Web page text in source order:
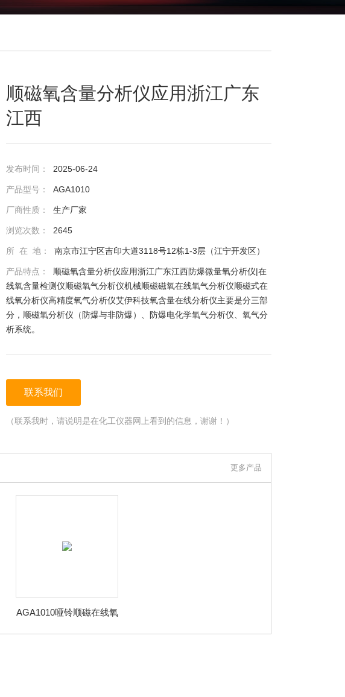
顺磁氧含量分析仪应用浙江广东
江西
发布时间： 2025-06-24
产品型号： AGA1010
厂商性质： 生产厂家
浏览次数： 2645
所 在 地： 南京市江宁区吉印大道3118号12栋1-3层（江宁开发区）
产品特点： 顺磁氧含量分析仪应用浙江广东江西防爆微量氧分析仪|在
线氧含量检测仪顺磁氧气分析仪机械顺磁磁氧在线氧气分析仪顺磁式在
线氧分析仪高精度氧气分析仪艾伊科技氧含量在线分析仪主要是分三部
分，顺磁氧分析仪（防爆与非防爆）、防爆电化学氧气分析仪、氧气分
析系统。
联系我们
（联系我时，请说明是在化工仪器网上看到的信息，谢谢！）
更多产品
AGA1010哑铃顺磁在线氧